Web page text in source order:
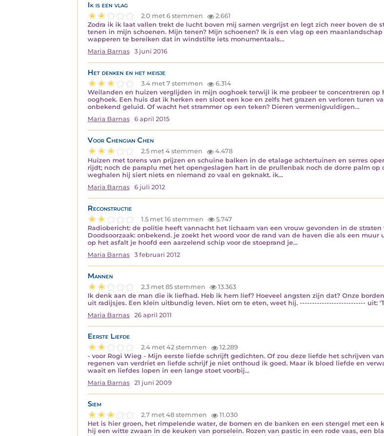
Ik is een vlag
2.0 met 6 stemmen
2.661
Zodra ik ik laat vallen trekt de lucht boven mij samen vergrijst en legt zich neer boven de
tenen in mijn schoenen. Mijn tenen? Mijn schoenen? Ik is een vlag op een
wapperen te bereiken dat in windstilte iets monumentaals…
Maria Barnas
3 juni 2016
Het denken en het meisje
3.4 met 7 stemmen
6.314
Weilanden en huizen verglijden in mijn ooghoek terwijl ik me probeer te concentreren op
ooghoek. Een huis dat ik herken een sloot een koe en zelfs het grazen en verloren turen
onbekend geluid. Of wacht het strammer op een teken? Dieren vermenigvuldigen…
Maria Barnas
6 april 2015
Voor Chengian Chen
2.5 met 4 stemmen
4.478
Huizen met torens van prijzen en schuine balken in de etalage achtertuinen en serres
rijdt; noch de paraplu met het opengeslagen hart in de prullenbak noch de dorre palm
weghalen hij siert niets en niemand zo vaal en geknakt. ik…
Maria Barnas
6 juli 2012
Reconstructie
1.5 met 16 stemmen
5.747
Radiobericht: de politie heeft vannacht het lichaam van een vrouw gevonden in de
Doodsoorzaak: onbekend. je zoekt het woord voor de rand van de haven die als een
op het asfalt je hoofd een aarzelend schip voor de stoeprand je…
Maria Barnas
3 februari 2012
Mannen
2.3 met 85 stemmen
13.363
Ik denk aan de man die ik liefhad. Heb ik hem lief? Hoeveel angsten zijn dat? Onze
uit radijsjes. Een klein uitbundig leven. Niet om te eten, weet hij. --------------------------- uit:
Maria Barnas
26 april 2011
Eerste Liefde
2.4 met 42 stemmen
12.289
- voor Rogi Wieg - Mijn eerste liefde schrijft gedichten. Of zou deze liefde het schrijven
regenen van verdriet en liefde schrijf je niet onthoud ik goed. Maar ik bloed liefde en
waait en liefdes lopen in een lange stoet voorbij…
Maria Barnas
21 juni 2009
Siem
2.7 met 48 stemmen
11.030
Het is hier groen, het rimpelende water, de bomen en de banken en een stengel met
hij een witte zwaan in de keuken van porselein. Rozen van pastic in een rode vaas, een